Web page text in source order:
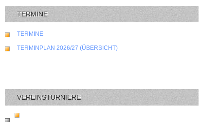
TERMINE
TERMINE
TERMINPLAN 2026/27 (ÜBERSICHT)
VEREINSTURNIERE